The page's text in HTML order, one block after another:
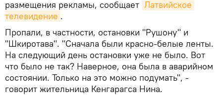
размещения рекламы, сообщает Латвийское
телевидение .
Пропали, в частности, остановки "Рушону" и
"Шкиротава". "Сначала были красно-белые ленты.
На следующий день остановки уже не было. Вот
что было не так? Наверное, она была в аварийном
состоянии. Только на это можно подумать", -
говорит жительница Кенгарагса Нина.